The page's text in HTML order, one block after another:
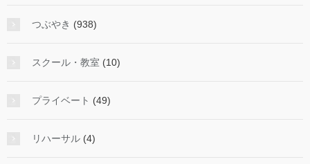
つぶやき (938)
スクール・教室 (10)
プライベート (49)
リハーサル (4)